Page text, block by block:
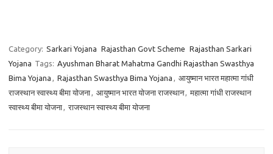
Category: Sarkari Yojana Rajasthan Govt Scheme Rajasthan Sarkari
Yojana Tags: Ayushman Bharat Mahatma Gandhi Rajasthan Swasthya
Bima Yojana
Rajasthan Swasthya Bima Yojana
आयुष्मान भारत महात्मा गांधी
राजस्थान स्वास्थ्य बीमा योजना
आयुष्मान भारत योजना राजस्थान
महात्मा गांधी राजस्थान
स्वास्थ्य बीमा योजना
राजस्थान स्वास्थ्य बीमा योजना